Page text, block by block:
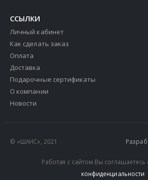
ССЫЛКИ
Личный кабинет
Как сделать заказ
Оплата
Доставка
Подарочные сертификаты
О компании
Новости
© «ШАНС», 2021
Работая с сайтом Вы соглашаетесь
конфиденциальности